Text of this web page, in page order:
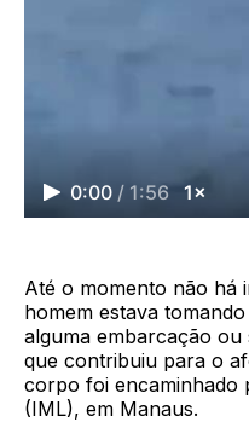
0:00 / 1:56 1×
Até o momento não há
homem estava
alguma embarcação
que contribuiu para o
corpo foi encaminhado
(IML), em Manaus.